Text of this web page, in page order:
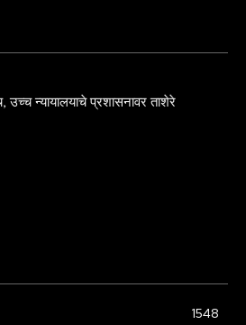
उच्च न्यायालयाचे प्रशासनावर ताशेरे
1548